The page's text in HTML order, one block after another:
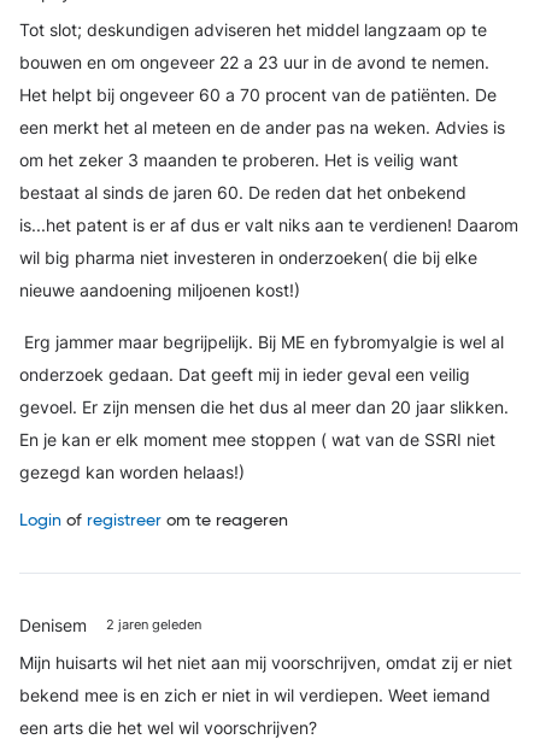
Tot slot; deskundigen adviseren het middel langzaam op te
bouwen en om ongeveer 22 a 23 uur in de avond te nemen.
Het helpt bij ongeveer 60 a 70 procent van de patiënten. De
een merkt het al meteen en de ander pas na weken. Advies is
om het zeker 3 maanden te proberen. Het is veilig want
bestaat al sinds de jaren 60. De reden dat het onbekend
is...het patent is er af dus er valt niks aan te verdienen! Daarom
wil big pharma niet investeren in onderzoeken( die bij elke
nieuwe aandoening miljoenen kost!)
Erg jammer maar begrijpelijk. Bij ME en fybromyalgie is wel al
onderzoek gedaan. Dat geeft mij in ieder geval een veilig
gevoel. Er zijn mensen die het dus al meer dan 20 jaar slikken.
En je kan er elk moment mee stoppen ( wat van de SSRI niet
gezegd kan worden helaas!)
Login of registreer om te reageren
Denisem 2 jaren geleden
Mijn huisarts wil het niet aan mij voorschrijven, omdat zij er niet
bekend mee is en zich er niet in wil verdiepen. Weet iemand
een arts die het wel wil voorschrijven?